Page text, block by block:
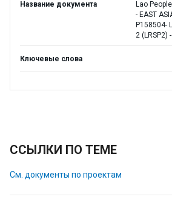
Название документа
Lao
- EAST
P158504-
2 (LRSP2)
Ключевые слова
ССЫЛКИ ПО ТЕМЕ
См. документы по проектам